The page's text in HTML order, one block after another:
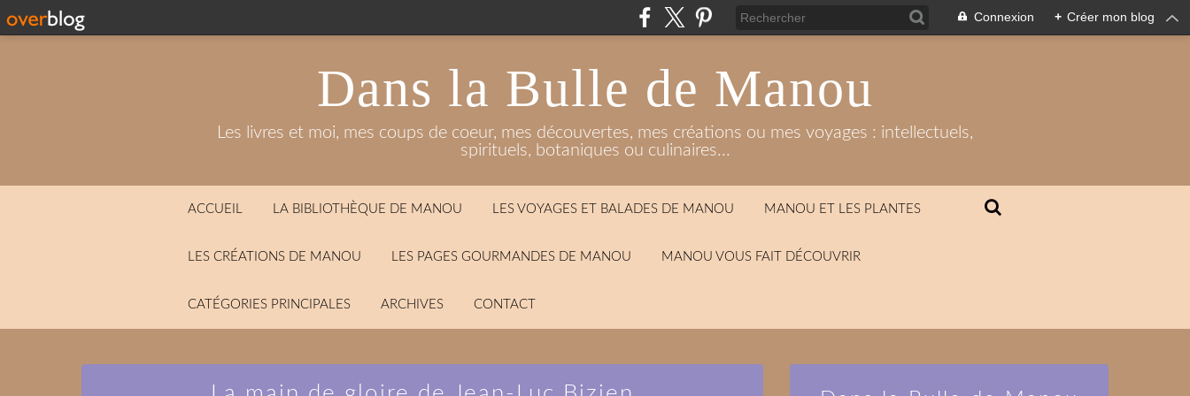
Connexion + Créer mon blog
Dans la Bulle de Manou
Les livres et moi, mes coups de coeur, mes découvertes, mes créations ou mes voyages : intellectuels,
spirituels, botaniques ou culinaires...
ACCUEIL LA BIBLIOTHÈQUE DE MANOU LES VOYAGES ET BALADES DE MANOU MANOU ET LES PLANTES
LES CRÉATIONS DE MANOU LES PAGES GOURMANDES DE MANOU MANOU VOUS FAIT DÉCOUVRIR
CATÉGORIES PRINCIPALES ARCHIVES CONTACT